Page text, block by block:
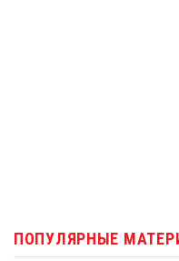
ПОПУЛЯРНЫЕ